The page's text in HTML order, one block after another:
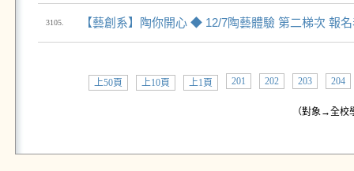
3105. 【藝創系】陶你開心 ◆ 12/7陶藝體驗 第二梯次 報
上50頁 上10頁 上1頁 201 202 203 204
（對象→全校